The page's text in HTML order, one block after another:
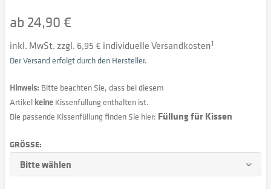
ab 24,90 €
inkl. MwSt. zzgl. 6,95 € individuelle Versandkosten1
Der Versand erfolgt durch den Hersteller.
Hinweis: Bitte beachten Sie, dass bei diesem
Artikel keine Kissenfüllung enthalten ist.
Die passende Kissenfüllung finden Sie hier: Füllung für Kissen
GRÖSSE: